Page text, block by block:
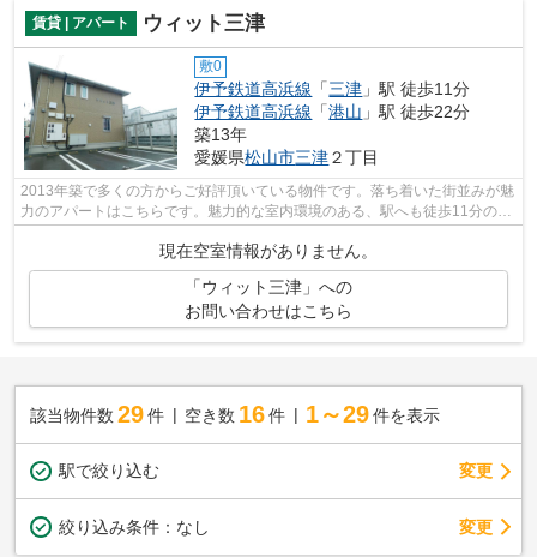
賃貸 | アパート ウィット三津
敷0
伊予鉄道高浜線 「三津 」駅 徒歩11分
伊予鉄道高浜線 「港山 」駅 徒歩22分
築13年
愛媛県松山市三津２丁目
2013年築で多くの方からご好評頂いている物件です。落ち着いた街並みが魅
力のアパートはこちらです。魅力的な室内環境のある、駅へも徒歩11分の物
現在空室情報がありません。
「ウィット三津」への
お問い合わせはこちら
該当物件数 29件 空き数 16 件 1～29 件を表示
駅で絞り込む 変更
絞り込み条件： なし 変更